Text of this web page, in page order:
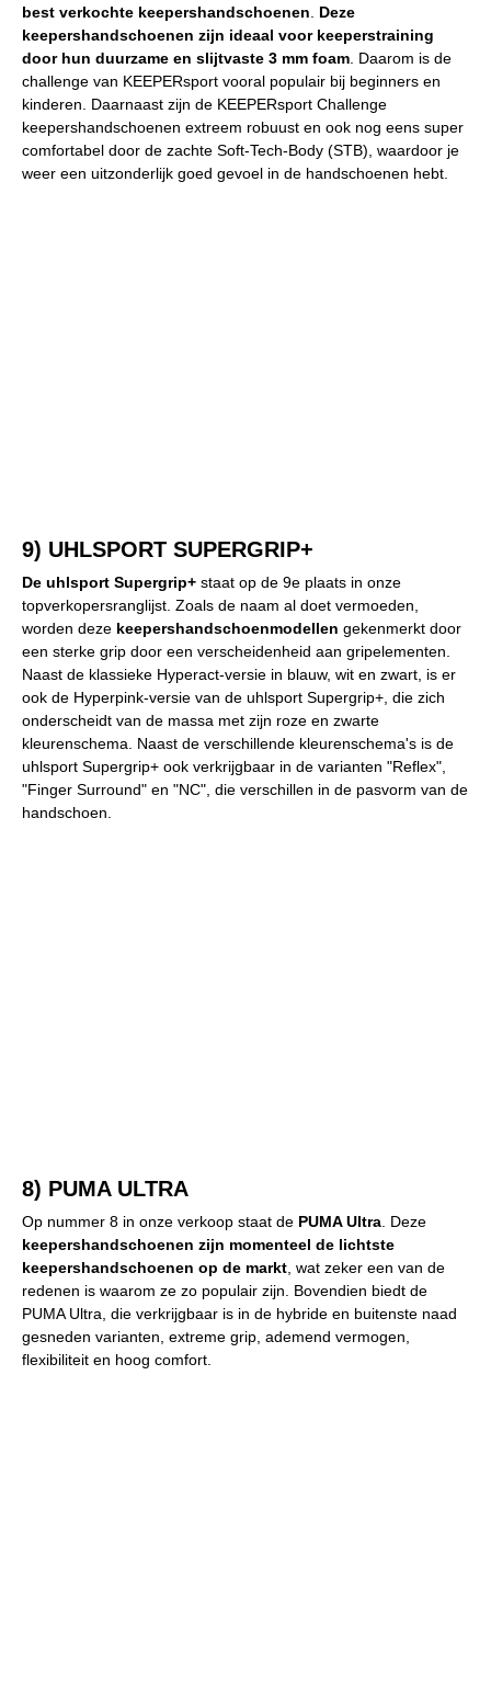
best verkochte keepershandschoenen
Deze
keepershandschoenen zijn ideaal voor keeperstraining
door hun duurzame en slijtvaste 3 mm foam . Daarom is de
challenge van KEEPERsport vooral populair bij beginners en
kinderen. Daarnaast zijn de KEEPERsport Challenge
keepershandschoenen extreem robuust en ook nog eens super
comfortabel door de zachte Soft-Tech-Body (STB), waardoor je
weer een uitzonderlijk goed gevoel in de handschoenen hebt.
9) UHLSPORT SUPERGRIP+
De uhlsport Supergrip+ staat op de 9e plaats in onze
topverkopersranglijst. Zoals de naam al doet vermoeden,
worden deze keepershandschoenmodellen gekenmerkt door
een sterke grip door een verscheidenheid aan gripelementen.
Naast de klassieke Hyperact-versie in blauw, wit en zwart, is er
ook de Hyperpink-versie van de uhlsport Supergrip+, die zich
onderscheidt van de massa met zijn roze en zwarte
kleurenschema. Naast de verschillende kleurenschema's is de
uhlsport Supergrip+ ook verkrijgbaar in de varianten "Reflex",
"Finger Surround" en "NC", die verschillen in de pasvorm van de
handschoen.
8) PUMA ULTRA
Op nummer 8 in onze verkoop staat de PUMA Ultra . Deze
keepershandschoenen zijn momenteel de lichtste
keepershandschoenen op de markt , wat zeker een van de
redenen is waarom ze zo populair zijn. Bovendien biedt de
PUMA Ultra, die verkrijgbaar is in de hybride en buitenste naad
gesneden varianten, extreme grip, ademend vermogen,
flexibiliteit en hoog comfort.